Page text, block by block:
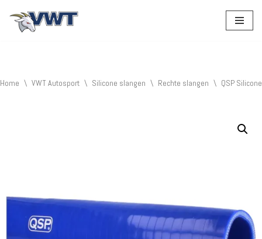
Home \ VWT Autosport \ Silicone slangen \ Rechte slangen \ QSP